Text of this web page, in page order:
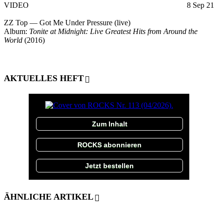
VIDEO 8 Sep 21
ZZ Top — Got Me Under Pressure (live)
Album: Tonite at Midnight: Live Greatest Hits from Around the
World (2016)
AKTUELLES HEFT
Zum Inhalt
ROCKS abonnieren
Jetzt bestellen
ÄHNLICHE ARTIKEL